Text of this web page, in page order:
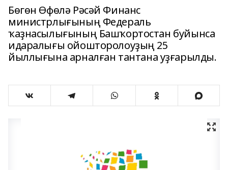
Бөгөн Өфөлә Рәсәй Финанс
министрлығының Федераль
ҡаҙнасылығының Башҡортостан буйынса
идаралығы ойошторолоуҙың 25
йыллығына арналған тантана уҙғарылды.